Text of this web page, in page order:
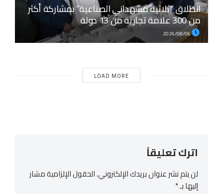
انطلاق “ثلاثية مشهداني الصناعية” بمشاركة أكثر
من 300 علامة تجارية من 13 دولة
2026/08/06
LOAD MORE
اترك تعليقاً
لن يتم نشر عنوان بريدك الإلكتروني.الحقول الإلزامية مشار
إليها بـ*